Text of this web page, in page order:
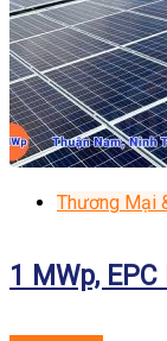
Thương Mại
1 MWp,